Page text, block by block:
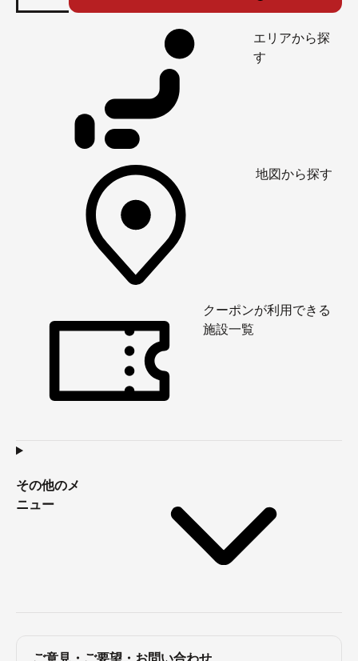
エリアから探
す
地図から探す
クーポンが利用できる
施設一覧
その他のメ
ニュー